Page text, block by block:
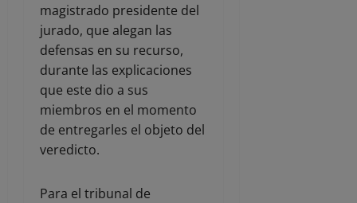
magistrado presidente del
jurado, que alegan las
defensas en su recurso,
durante las explicaciones
que este dio a sus
miembros en el momento
de entregarles el objeto del
veredicto.
Para el tribunal de